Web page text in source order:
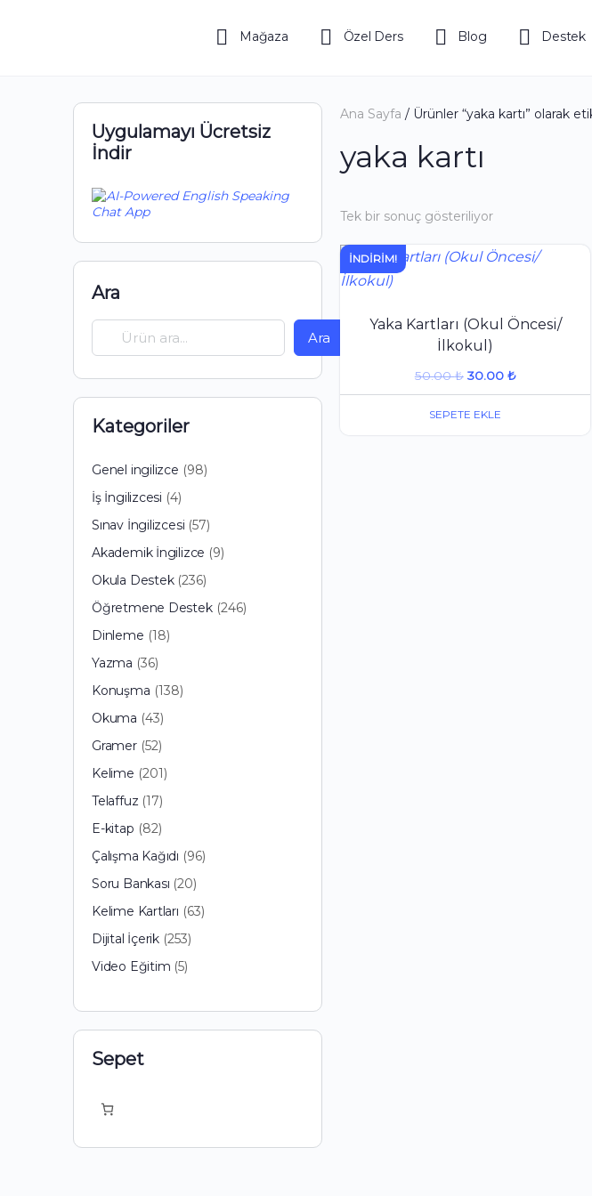
Mağaza Özel Ders Blog Destek
Ana Sayfa / Ürünler “yaka kartı” olarak
yaka kartı
Tek bir sonuç gösteriliyor
İNDIRIM!
Yaka Kartları (Okul Öncesi/
İlkokul)
50.00₺ Orijinal
fiyat:
50.00 ₺.
30.00 ₺Şu
andaki
SEPETE EKLE
Uygulamayı Ücretsiz
İndir
Ara
Ara
Kategoriler
Genel ingilizce 9898
İş İngilizcesi 44
Sınav İngilizcesi 5757
Akademik İngilizce
99
Okula Destek 236236
Öğretmene Destek 246246
Dinleme 1818
Yazma 3636
Konuşma 138138
Okuma 4343
Gramer 5252
Kelime 201201
Telaffuz 1717
E-kitap 8282
Çalışma Kağıdı
9696
Soru Bankası 2020
Kelime Kartları 6363
Dijital İçerik 253253
Video Eğitim 55
Sepet